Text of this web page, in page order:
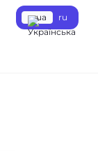
ua ru